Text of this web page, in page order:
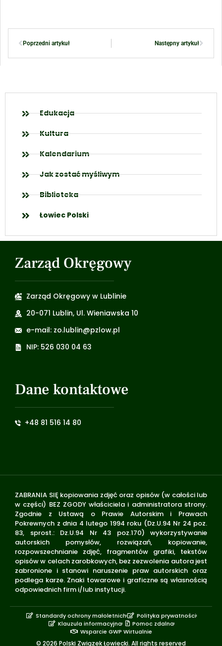
Poprzedni artykuł Następny artykuł
Edukacja
Kultura
Kalendarium
Jak zostać myśliwym
Biblioteka
Łowiec Polski
Zarząd Okręgowy
Zarząd Okręgowy w Lublinie
20-071 Lublin, Ul. Wieniawska 10
e-mail: zo.lublin@pzlow.pl
NIP: 526 030 04 63
Dane kontaktowe
+48 81 516 14 80
ZABRANIA SIĘ kopiowania zdjęć oraz opisów (w całości lub
w części) BEZ ZGODY właściciela i administratora strony.
Zgodnie z Ustawą o Prawie Autorskim i Prawach
Pokrewnych z dnia 4 lutego 1994 roku (Dz.U.94 Nr 24 poz.
83, sprost.: Dz.U.94 Nr 43 poz.170) wykorzystywanie
autorskich pomysłów, rozwiązań, kopiowanie,
rozpowszechnianie zdjęć, fragmentów grafiki, tekstów
opisów w celach zarobkowych, bez zezwolenia autora jest
zabronione i stanowi naruszenie praw autorskich oraz
podlega karze. Znaki towarowe i graficzne są własnością
odpowiednich firm i/lub instytucji.
© 2026 Polski Związek Łowiecki. All rights reserved
Standardy ochrony małoletnich
Polityka prywatności
Klauzula informacyjna
Pomoc zdalna
Wsparcie GWP Wirtualnie